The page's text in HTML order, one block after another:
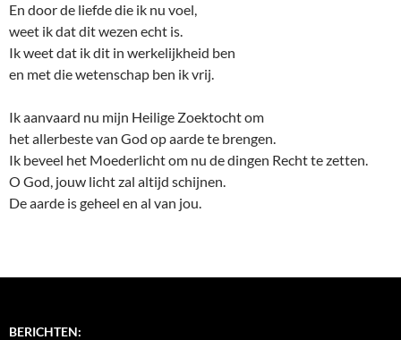
En door de liefde die ik nu voel,
weet ik dat dit wezen echt is.
Ik weet dat ik dit in werkelijkheid ben
en met die wetenschap ben ik vrij.
Ik aanvaard nu mijn Heilige Zoektocht om
het allerbeste van God op aarde te brengen.
Ik beveel het Moederlicht om nu de dingen Recht te zetten.
O God, jouw licht zal altijd schijnen.
De aarde is geheel en al van jou.
BERICHTEN: